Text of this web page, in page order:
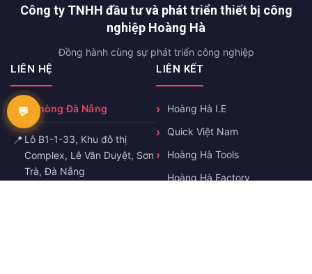
Công ty TNHH đầu tư và phát triển thiết bị công
nghiệp Hoàng Hà
Đồng hành cùng sự phát triển công nghiệp
LIÊN HỆ
Văn phòng Đà Nẵng
📍 Lô B1-1-33, Khu đô thị
Complex, Lê Văn Duyệt, Sơn
Trà, Đà Nẵng
LIÊN KẾT
Hoàng Hà I.E
Quick Việt Nam
Hoàng Hà Tools
Hoàng Hà Factory